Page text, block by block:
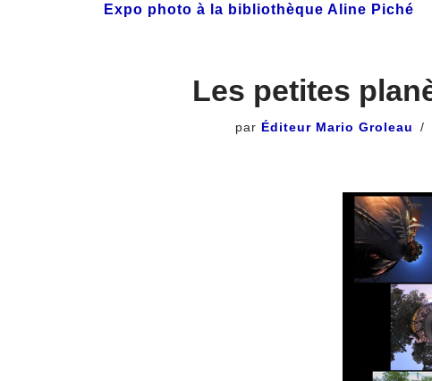
Expo photo à la bibliothèque Aline Piché
Les petites
par Éditeur Mario Groleau